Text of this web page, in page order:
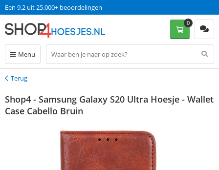
Een 9.2 uit 25.000+ beoordelingen
Menu
0
Terug
Terug
Shop4 - Samsung Galaxy S20 Ultra Hoesje - Wallet
Case Cabello Bruin